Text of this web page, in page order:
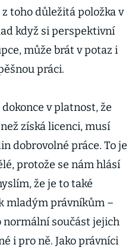
toho důležitá položka v
když si perspektivní
může brát v potaz i
práci.
v platnost, že
získá licenci, musí
dobrovolné práce. To je
protože se nám hlásí
že je to také
mladým právníkům –
normální součást jejich
i pro ně. Jako právníci